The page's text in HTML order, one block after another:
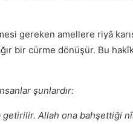
gereken amellere riyâ
bir cürme dönüşür. Bu
şunlardır:
Allah ona bahşettiği